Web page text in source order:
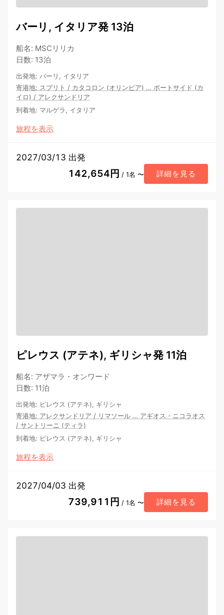
バーリ, イタリア発 13泊
船名: MSCリリカ
日数: 13泊
出発地: バーリ, イタリア
寄港地: スプリト / カタコロン (オリンピア) … ポートサイド (カ
イロ) / アレクサンドリア
到着地: マルゲラ, イタリア
旅程を表示
2027/03/13 出発
142,654円 / 1名 〜 詳細を見る
ピレウス (アテネ), ギリシャ発 11泊
船名: アザマラ・オンワード
日数: 11泊
出発地: ピレウス (アテネ), ギリシャ
寄港地: アレクサンドリア / リマソール … アギオス・ニコラオス
/ サントリーニ (ティラ)
到着地: ピレウス (アテネ), ギリシャ
旅程を表示
2027/04/03 出発
739,911円 / 1名 〜 詳細を見る